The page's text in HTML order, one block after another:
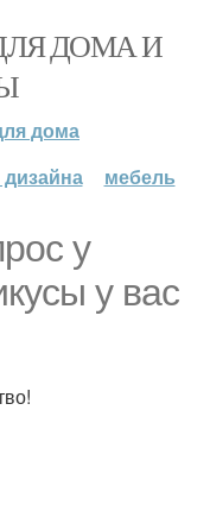
ДОМА И
дома
мебель
у
у вас